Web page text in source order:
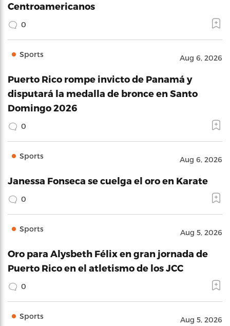
Centroamericanos
0
Sports Aug 6, 2026
Puerto Rico rompe invicto de Panamá y
disputará la medalla de bronce en Santo
Domingo 2026
0
Sports Aug 6, 2026
Janessa Fonseca se cuelga el oro en Karate
0
Sports Aug 5, 2026
Oro para Alysbeth Félix en gran jornada de
Puerto Rico en el atletismo de los JCC
0
Sports Aug 5, 2026